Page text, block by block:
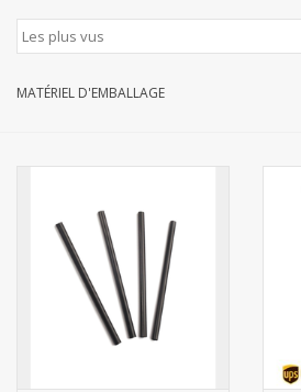
Boissons
Biscuits apéritifs / Snacks salés
Bonbons pour la bonbonnière
Rouleaux de caisse thermiques
Produits d'hygiène
MATÉRIEL D'EMBALLAGE